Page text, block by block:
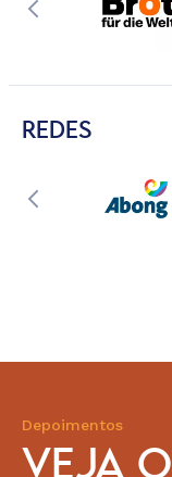
REDES
Depoimentos
VEJA O